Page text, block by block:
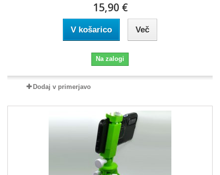
15,90 €
V košarico Več
Na zalogi
Dodaj v primerjavo